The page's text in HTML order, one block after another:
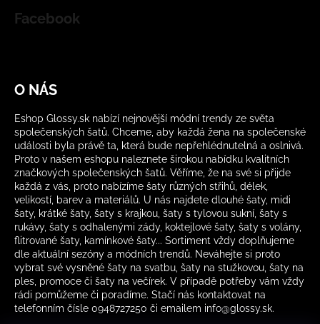
Facebook
O NÁS
Eshop Glossy.sk nabízí nejnovější módní trendy ze světa
společenských šatů. Chceme, aby každá žena na společenské
události byla právě ta, která bude nepřehlédnutelná a oslnivá.
Proto v našem eshopu naleznete širokou nabídku kvalitních
značkových společenských šatů. Věříme, že na své si přijde
každá z vás, proto nabízíme šaty různých střihů, délek,
velikostí, barev a materiálů. U nás najdete dlouhé šaty, midi
šaty, krátké šaty, šaty s krajkou, šaty s tylovou sukní, šaty s
rukávy, šaty s odhalenými zády, koktejlové šaty, šaty s volány,
flitrované šaty, kamínkové šaty... Sortiment vždy doplňujeme
dle aktuální sezóny a módních trendů. Neváhejte si proto
vybrat své vysněné šaty na svatbu, šaty na stužkovou, šaty na
ples, promoce či šaty na večírek. V případě potřeby vám vždy
rádi pomůžeme či poradíme. Stačí nás kontaktovat na
telefonním čísle 0948727250 či emailem info@glossy.sk.